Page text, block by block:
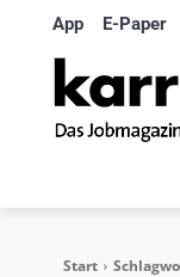
App E-Paper
Start